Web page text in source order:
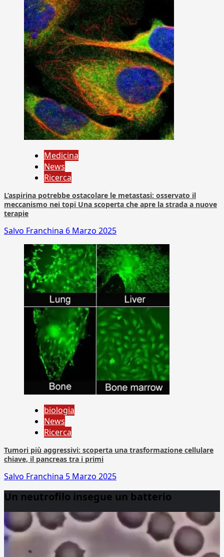
Medicina
News
Ricerca
L’aspirina potrebbe ostacolare le metastasi: osservato il
meccanismo nei topi Una scoperta che apre la strada a nuove
terapie
Salvo Franchina 6 Marzo 2025
biologia
News
Ricerca
Tumori più aggressivi: scoperta una trasformazione cellulare
chiave, il pancreas tra i primi
Salvo Franchina 5 Marzo 2025
Un neutrofilo insegue un batterio
Player